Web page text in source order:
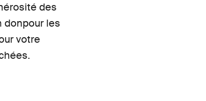
des
donpour les
votre